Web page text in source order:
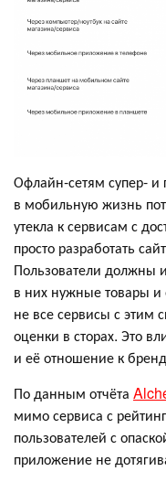
Офлайн-сетям супер- и
в мобильную жизнь
утекла к сервисам с
просто разработать
Пользователи должны
в них нужные товары
не все сервисы с этим
оценки в сторах. Это
и её отношение к
По данным отчёта
мимо сервиса с
пользователей с
приложение не